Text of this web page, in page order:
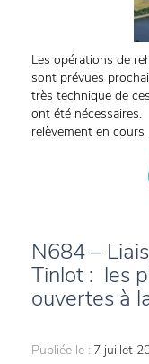
Les opérations de
sont prévues
très technique de
ont été
relèvement en
N684 –
Tinlot : les
ouvertes à
Publiée le : 7 juillet